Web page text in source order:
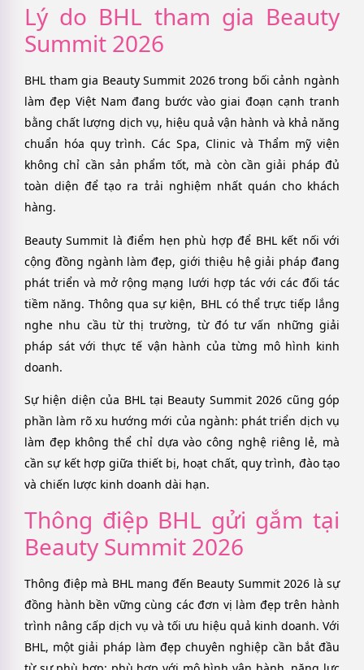
Lý do BHL tham gia Beauty
Summit 2026
BHL tham gia Beauty Summit 2026 trong bối cảnh ngành
làm đẹp Việt Nam đang bước vào giai đoạn cạnh tranh
bằng chất lượng dịch vụ, hiệu quả vận hành và khả năng
chuẩn hóa quy trình. Các Spa, Clinic và Thẩm mỹ viện
không chỉ cần sản phẩm tốt, mà còn cần giải pháp đủ
toàn diện để tạo ra trải nghiệm nhất quán cho khách
hàng.
Beauty Summit là điểm hẹn phù hợp để BHL kết nối với
cộng đồng ngành làm đẹp, giới thiệu hệ giải pháp đang
phát triển và mở rộng mạng lưới hợp tác với các đối tác
tiềm năng. Thông qua sự kiện, BHL có thể trực tiếp lắng
nghe nhu cầu từ thị trường, từ đó tư vấn những giải
pháp sát với thực tế vận hành của từng mô hình kinh
doanh.
Sự hiện diện của BHL tại Beauty Summit 2026 cũng góp
phần làm rõ xu hướng mới của ngành: phát triển dịch vụ
làm đẹp không thể chỉ dựa vào công nghệ riêng lẻ, mà
cần sự kết hợp giữa thiết bị, hoạt chất, quy trình, đào tạo
và chiến lược kinh doanh dài hạn.
Thông điệp BHL gửi gắm tại
Beauty Summit 2026
Thông điệp mà BHL mang đến Beauty Summit 2026 là sự
đồng hành bền vững cùng các đơn vị làm đẹp trên hành
trình nâng cấp dịch vụ và tối ưu hiệu quả kinh doanh. Với
BHL, một giải pháp làm đẹp chuyên nghiệp cần bắt đầu